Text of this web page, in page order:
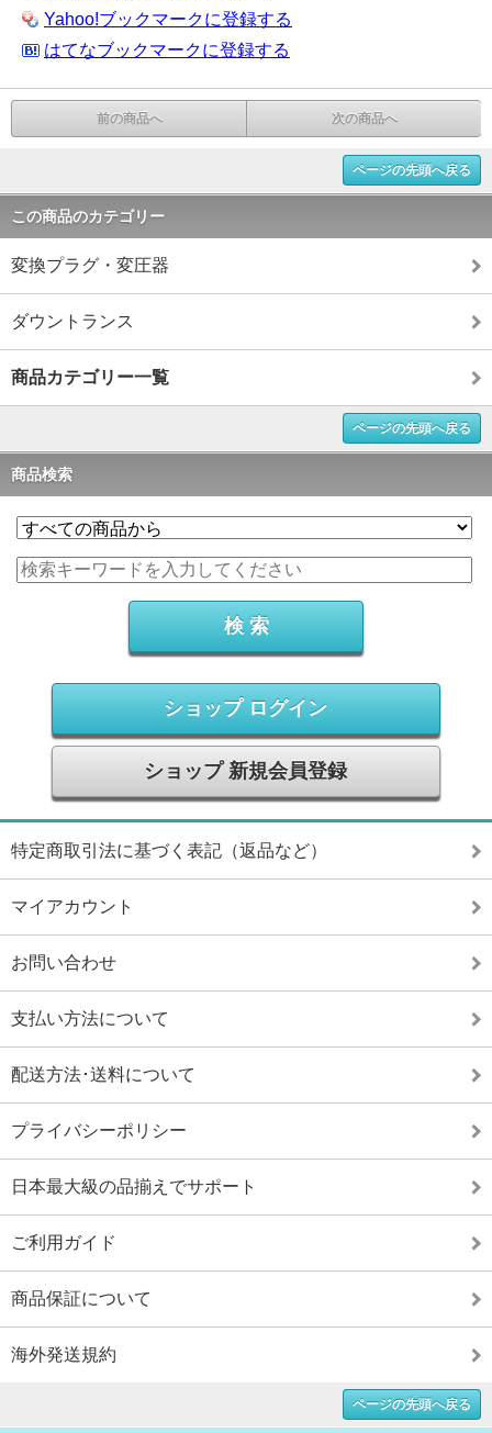
Yahoo!ブックマークに登録する
はてなブックマークに登録する
前の商品へ 次の商品へ
ページの先頭へ戻る
この商品のカテゴリー
変換プラグ・変圧器
ダウントランス
商品カテゴリー一覧
ページの先頭へ戻る
商品検索
ショップ ログイン
ショップ 新規会員登録
特定商取引法に基づく表記（返品など）
マイアカウント
お問い合わせ
支払い方法について
配送方法･送料について
プライバシーポリシー
日本最大級の品揃えでサポート
ご利用ガイド
商品保証について
海外発送規約
ページの先頭へ戻る